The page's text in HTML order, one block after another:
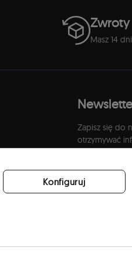
Zwroty
Masz 14
Zapisz się do
otrzymywać
nowościach w
Konfiguruj